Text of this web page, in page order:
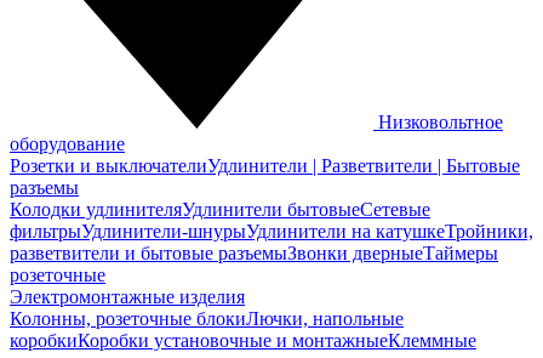
Низковольтное
оборудование
Розетки и выключателиУдлинители | Разветвители | Бытовые
разъемы
Колодки удлинителяУдлинители бытовыеСетевые
фильтрыУдлинители-шнурыУдлинители на катушкеТройники,
разветвители и бытовые разъемыЗвонки дверныеТаймеры
розеточные
Электромонтажные изделия
Колонны, розеточные блокиЛючки, напольные
коробкиКоробки установочные и монтажныеКлеммные